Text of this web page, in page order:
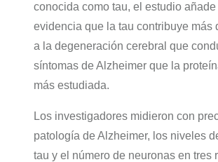
conocida como tau, el estudio añade
evidencia que la tau contribuye más
a la degeneración cerebral que
síntomas de Alzheimer que la
más estudiada.
Los investigadores midieron con
patología de Alzheimer, los niveles
tau y el número de neuronas en tres